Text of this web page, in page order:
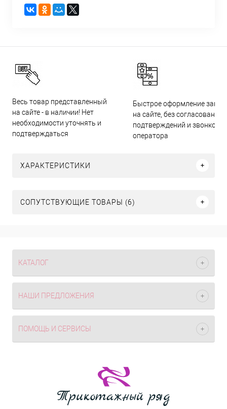
Весь товар представленный
на сайте - в наличии! Нет
необходимости уточнять и
подтверждаться
Быстрое оформление
на сайте, без согласований,
подтверждений и звонков
оператора
ХАРАКТЕРИСТИКИ
СОПУТСТВУЮЩИЕ ТОВАРЫ (6)
КАТАЛОГ
НАШИ ПРЕДЛОЖЕНИЯ
ПОМОЩЬ И СЕРВИСЫ